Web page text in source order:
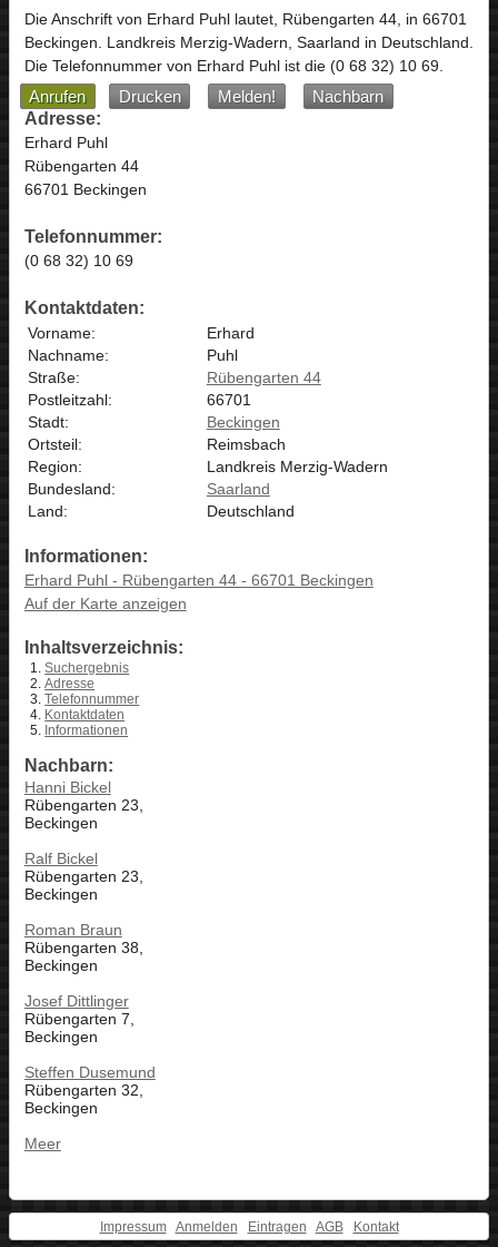
Die Anschrift von Erhard Puhllautet, Rübengarten 44, in 66701
Beckingen. Landkreis Merzig-Wadern, Saarland in Deutschland.
Die Telefonnummer von Erhard Puhl ist die (0 68 32) 10 69.
Anrufen Drucken Melden!
Nachbarn
Adresse:
Erhard Puhl
Rübengarten 44
66701 Beckingen
Telefonnummer:
(0 68 32) 10 69
Kontaktdaten:
Vorname:
Erhard
Nachname:
Puhl
Straße:
Rübengarten 44
Postleitzahl:
66701
Stadt:
Beckingen
Ortsteil:
Reimsbach
Region:
Landkreis Merzig-Wadern
Bundesland:
Saarland
Land:
Deutschland
Informationen:
Erhard Puhl - Rübengarten 44 - 66701 Beckingen
Auf der Karte anzeigen
Inhaltsverzeichnis:
Suchergebnis
Adresse
Telefonnummer
Kontaktdaten
Informationen
Nachbarn:
Hanni Bickel
Rübengarten 23,
Beckingen
Ralf Bickel
Rübengarten 23,
Beckingen
Roman Braun
Rübengarten 38,
Beckingen
Josef Dittlinger
Rübengarten 7,
Beckingen
Steffen Dusemund
Rübengarten 32,
Beckingen
Meer
Impressum Anmelden Eintragen AGB Kontakt